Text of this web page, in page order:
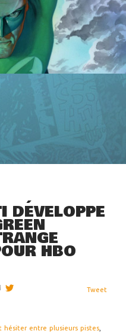
DÉVELOPPE
HBO
Tweet
hésiter entre plusieurs pistes